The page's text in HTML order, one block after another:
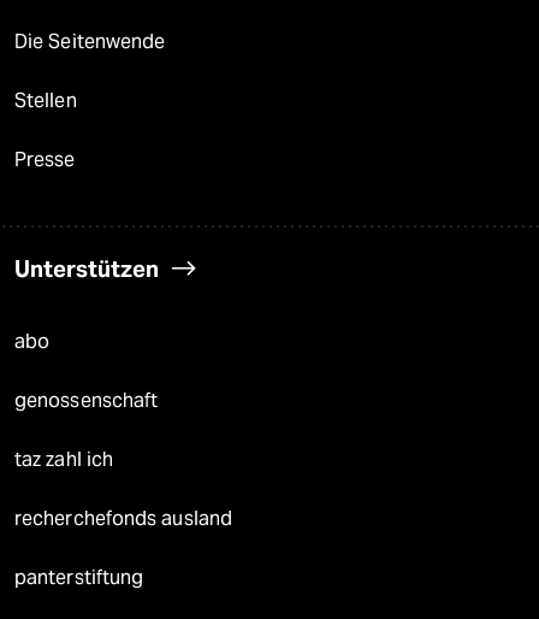
Die Seitenwende
Stellen
Presse
Unterstützen
abo
genossenschaft
taz zahl ich
recherchefonds ausland
panterstiftung